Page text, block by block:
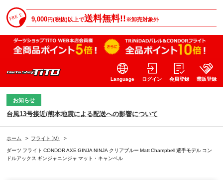
9,000円(税抜)以上で送料無料!!※卸売対象外
Language ログイン 会員登録 業販登録
お知らせ
台風13号接近/熊本地震による配送への影響について
ホーム > フライト（M）
>
ダーツ フライト CONDOR AXE GINJA NINJA クリアブルー Matt Champbell 選手モデル コン
ドルアックス ギンジャニンジャ マット・キャンベル